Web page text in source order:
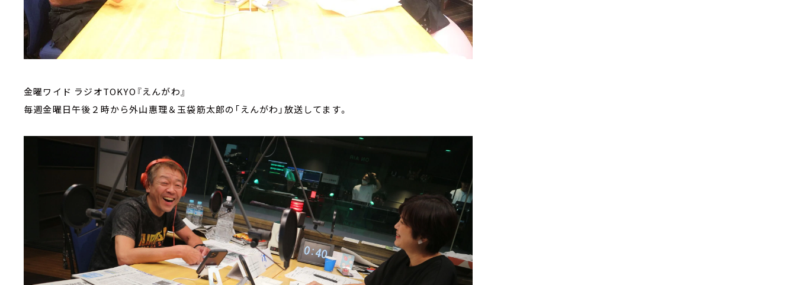
金曜ワイド ラジオTOKYO『えんがわ』
毎週金曜日午後２時から外山惠理＆玉袋筋太郎の「えんがわ」放送してます。